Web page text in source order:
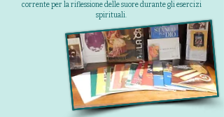
corrente per la riflessione delle suore durante gli esercizi
spirituali.